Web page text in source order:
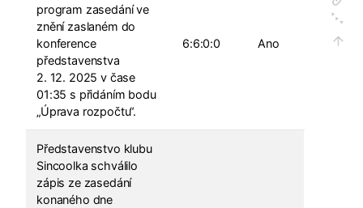
program zasedání ve
znění zaslaném do
konference
představenstva
2. 12. 2025 v čase
01:35 s přidáním bodu
„Úprava rozpočtu“.
6:6:0:0 Ano
Představenstvo klubu
Sincoolka schválilo
zápis ze zasedání
konaného dne